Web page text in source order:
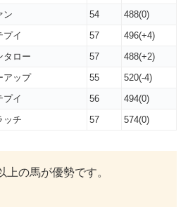
ン 54
488(0)
プイ 57
496(+4)
タロー 57 488(+2)
アップ 55
520(-4)
プイ 56
494(0)
ッチ 57 574(0)
上の馬が優勢です。